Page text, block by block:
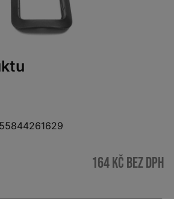
164 Kč bez DPH